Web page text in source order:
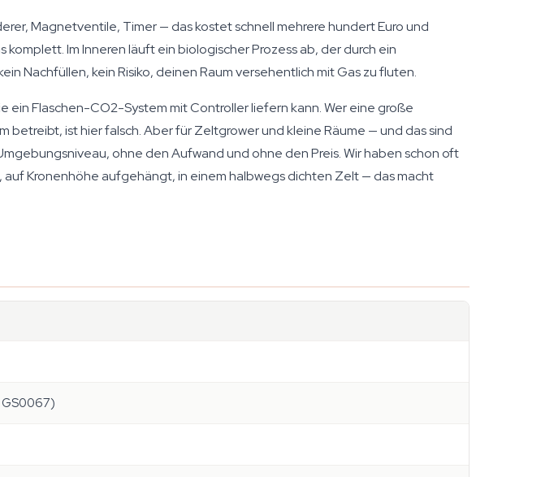
Magnetventile, Timer — das kostet schnell mehrere hundert Euro und
Im Inneren läuft ein biologischer Prozess ab, der durch ein
Nachfüllen, kein Risiko, deinen Raum versehentlich mit Gas zu fluten.
ein Flaschen-CO2-System mit Controller liefern kann. Wer eine große
ist hier falsch. Aber für Zeltgrower und kleine Räume — und das sind
ohne den Aufwand und ohne den Preis. Wir haben schon oft
Kronenhöhe aufgehängt, in einem halbwegs dichten Zelt — das macht
GS0067)